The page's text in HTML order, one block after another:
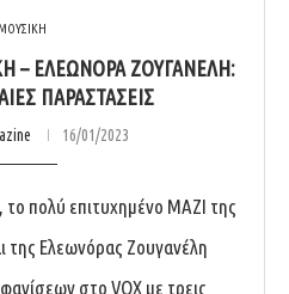
ΜΟΥΣΙΚΗ
– ΕΛΕΩΝΟΡΑ ΖΟΥΓΑΝΕΛΗ:
ΠΑΡΑΣΤΑΣΕΙΣ
16/01/2023
το πολύ επιτυχημένο ΜΑΖΙ της
της Ελεωνόρας Ζουγανέλη
στο VOX με τρεις